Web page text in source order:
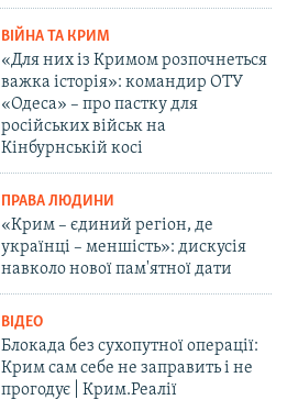
ВІЙНА ТА КРИМ
«Для них із Кримом розпочнеться
важка історія»: командир ОТУ
«Одеса» – про пастку для
російських військ на
Кінбурнській косі
ПРАВА ЛЮДИНИ
«Крим – єдиний регіон, де
українці – меншість»: дискусія
навколо нової пам'ятної дати
ВІДЕО
Блокада без сухопутної операції:
Крим сам себе не заправить і не
прогодує | Крим.Реалії